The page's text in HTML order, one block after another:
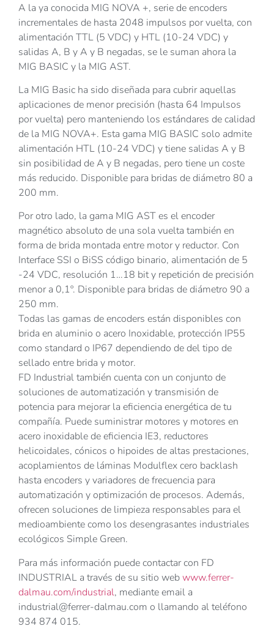
A la ya conocida MIG NOVA +, serie de encoders
incrementales de hasta 2048 impulsos por vuelta, con
alimentación TTL (5 VDC) y HTL (10-24 VDC) y
salidas A, B y A y B negadas, se le suman ahora la
MIG BASIC y la MIG AST.
La MIG Basic ha sido diseñada para cubrir aquellas
aplicaciones de menor precisión (hasta 64 Impulsos
por vuelta) pero manteniendo los estándares de calidad
de la MIG NOVA+. Esta gama MIG BASIC solo admite
alimentación HTL (10-24 VDC) y tiene salidas A y B
sin posibilidad de A y B negadas, pero tiene un coste
más reducido. Disponible para bridas de diámetro 80 a
200 mm.
Por otro lado, la gama MIG AST es el encoder
magnético absoluto de una sola vuelta también en
forma de brida montada entre motor y reductor. Con
Interface SSI o BiSS código binario, alimentación de 5
-24 VDC, resolución 1…18 bit y repetición de precisión
menor a 0,1º. Disponible para bridas de diámetro 90 a
250 mm.
Todas las gamas de encoders están disponibles con
brida en aluminio o acero Inoxidable, protección IP55
como standard o IP67 dependiendo de del tipo de
sellado entre brida y motor.
FD Industrial también cuenta con un conjunto de
soluciones de automatización y transmisión de
potencia para mejorar la eficiencia energética de tu
compañía. Puede suministrar motores y motores en
acero inoxidable de eficiencia IE3, reductores
helicoidales, cónicos o hipoides de altas prestaciones,
acoplamientos de láminas Modulflex cero backlash
hasta encoders y variadores de frecuencia para
automatización y optimización de procesos. Además,
ofrecen soluciones de limpieza responsables para el
medioambiente como los desengrasantes industriales
ecológicos Simple Green.
Para más información puede contactar con FD
INDUSTRIAL a través de su sitio webwww.ferrer-
dalmau.com/industrial, mediante email a
industrial@ferrer-dalmau.com o llamando al teléfono
934 874 015.